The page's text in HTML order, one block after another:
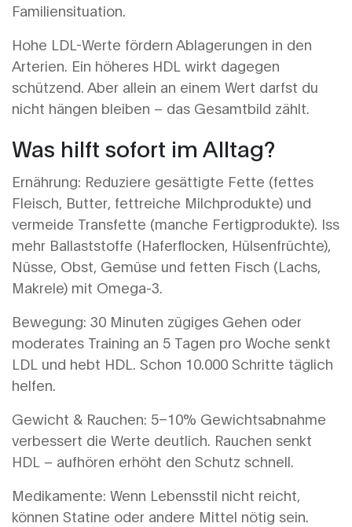
Familiensituation.
Hohe LDL-Werte fördern Ablagerungen in den
Arterien. Ein höheres HDL wirkt dagegen
schützend. Aber allein an einem Wert darfst du
nicht hängen bleiben – das Gesamtbild zählt.
Was hilft sofort im Alltag?
Ernährung: Reduziere gesättigte Fette (fettes
Fleisch, Butter, fettreiche Milchprodukte) und
vermeide Transfette (manche Fertigprodukte). Iss
mehr Ballaststoffe (Haferflocken, Hülsenfrüchte),
Nüsse, Obst, Gemüse und fetten Fisch (Lachs,
Makrele) mit Omega-3.
Bewegung: 30 Minuten zügiges Gehen oder
moderates Training an 5 Tagen pro Woche senkt
LDL und hebt HDL. Schon 10.000 Schritte täglich
helfen.
Gewicht & Rauchen: 5–10% Gewichtsabnahme
verbessert die Werte deutlich. Rauchen senkt
HDL – aufhören erhöht den Schutz schnell.
Medikamente: Wenn Lebensstil nicht reicht,
können Statine oder andere Mittel nötig sein.